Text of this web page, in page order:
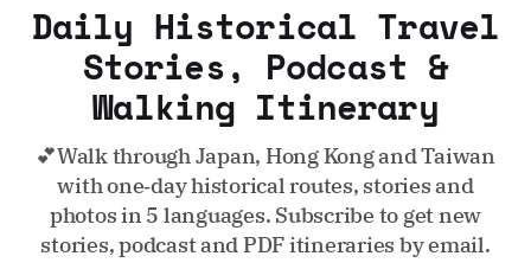
Daily Historical Travel
Stories, Podcast &
Walking Itinerary
💕Walk through Japan, Hong Kong and Taiwan
with one‑day historical routes, stories and
photos in 5 languages. Subscribe to get new
stories, podcast and PDF itineraries by email.